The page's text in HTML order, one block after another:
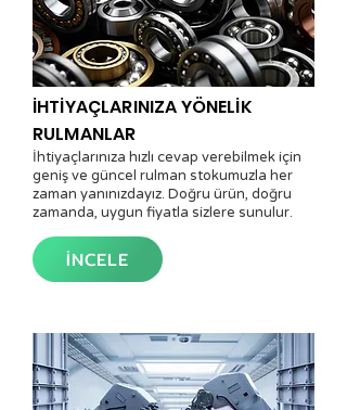
İHTİYAÇLARINIZA YÖNELİK
RULMANLAR
İhtiyaçlarınıza hızlı cevap verebilmek için
geniş ve güncel rulman stokumuzla her
zaman yanınızdayız. Doğru ürün, doğru
zamanda, uygun fiyatla sizlere sunulur.
İNCELE